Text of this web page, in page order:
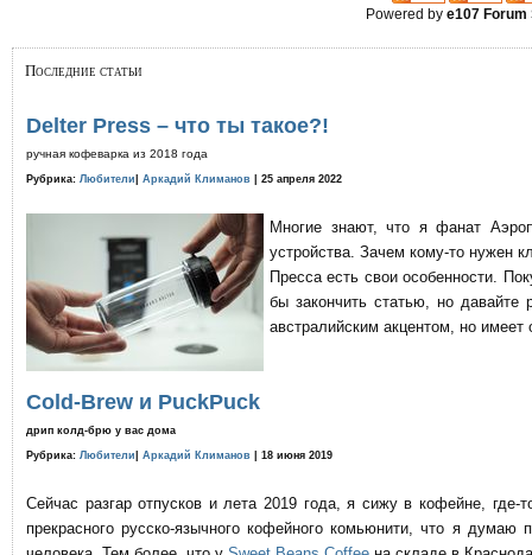
Powered bye107
Последние статьи
Delter Press – что ты такое?!
ручная кофеварка из 2018 года
Рубрика: Любители Аркадий Климанов | 25 апреля 2022
Многие знают, что я фанат
устройства. Зачем кому-то нужен
Пресса есть свои особенности.
бы закончить статью, но давайте
австралийским акцентом, но имеет
Cold-Brew и PuckPuck
дрип колд-брю у вас дома
Рубрика: Любители Аркадий Климанов | 18 июня 2019
Сейчас разгар отпусков и лета 2019 года, я сижу в кофейне,
прекрасного русско-язычного кофейного комьюнити, что я